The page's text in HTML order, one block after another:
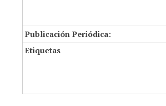
Publicación Periódica:
Etiquetas